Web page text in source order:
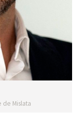
de Mislata